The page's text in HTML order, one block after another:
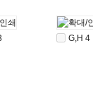
G,H 4